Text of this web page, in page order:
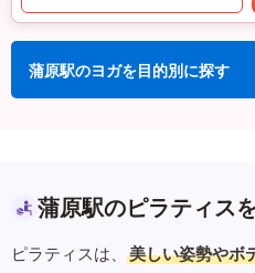
蒲原駅のヨガを目的別に探す
蒲原駅のピラティス
ピラティスは、 美しい姿勢やボ